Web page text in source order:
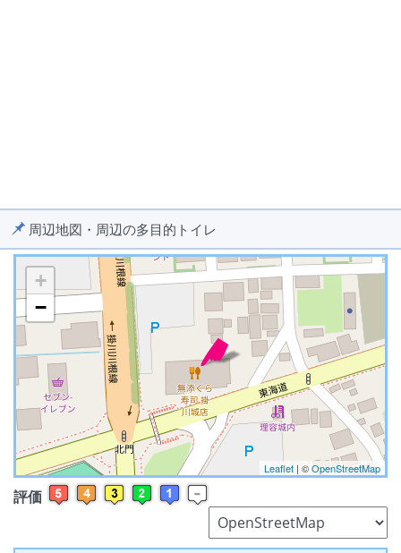
周辺地図・周辺の多目的トイレ
※ マップを検索、表示中です ※
+
−
Leaflet | ©OpenStreetMap
評価